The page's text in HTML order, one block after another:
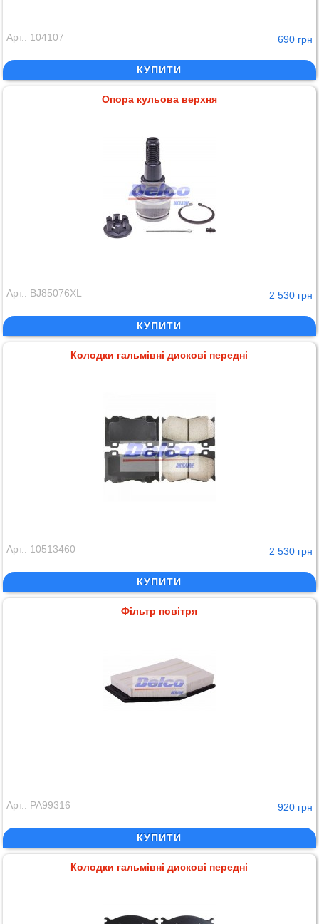
Арт.: 104107 690 грн
КУПИТИ
Опора кульова верхня
Арт.: BJ85076XL 2 530 грн
КУПИТИ
Колодки гальмівні дискові передні
Арт.: 10513460 2 530 грн
КУПИТИ
Фільтр повітря
Арт.: PA99316 920 грн
КУПИТИ
Колодки гальмівні дискові передні